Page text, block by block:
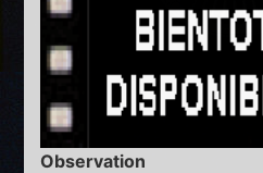
Observation